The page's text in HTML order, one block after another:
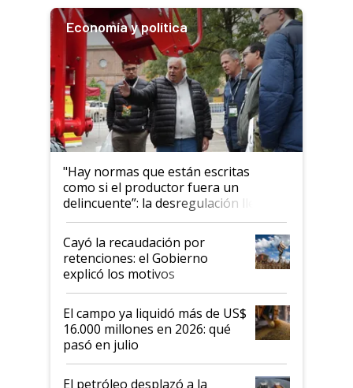
Economía y política
"Hay normas que están escritas
como si el productor fuera un
delincuente”: la desregulación llegó
al Congreso Aapresid y hasta se
habló del financiamiento al IPCVA
Cayó la recaudación por
retenciones: el Gobierno
explicó los motivos
El campo ya liquidó más de US$
16.000 millones en 2026: qué
pasó en julio
El petróleo desplazó a la